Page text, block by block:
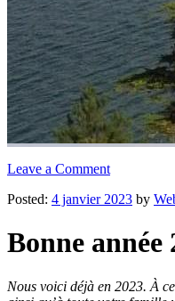
Leave a Comment
Posted: 4 janvier 2023 by
Bonne année
Nous voici déjà en 2023. À